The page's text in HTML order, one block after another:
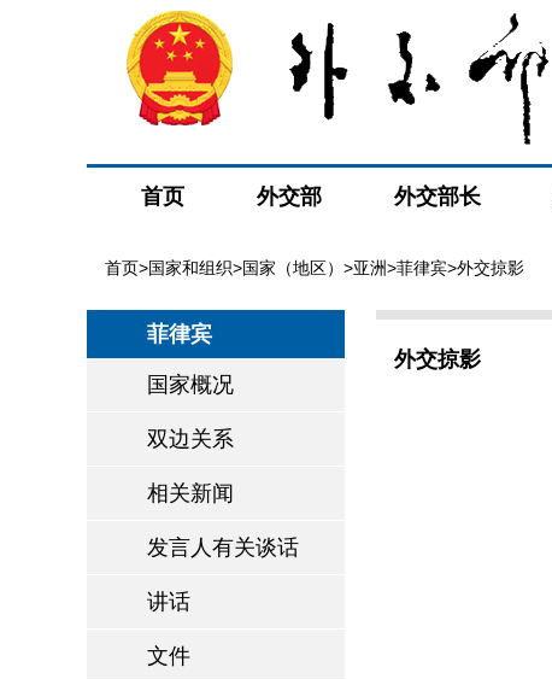
首页 外交部 外交部长
首页>国家和组织>国家（地区） >亚洲>菲律宾>外交掠影
菲律宾
国家概况
双边关系
相关新闻
发言人有关谈话
讲话
文件
外交掠影